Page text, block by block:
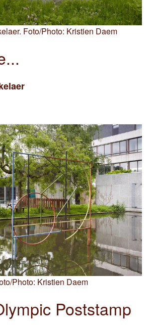
Foto/Photo: Kristien Daem
Photo: Kristien Daem
Poststamp